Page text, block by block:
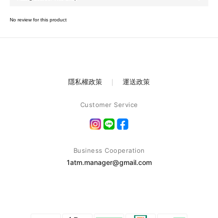
No review for this product
隱私權政策 ｜ 運送政策
Customer Service
Business Cooperation
1atm.manager@gmail.com